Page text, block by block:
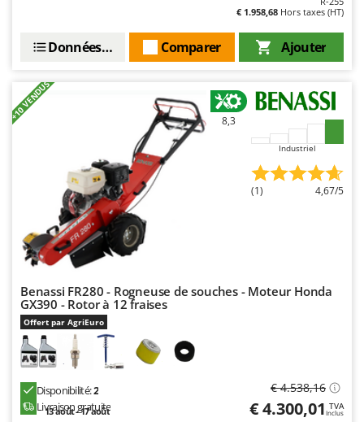
McCulloch
Minox
Mockmill
More than chef
MOSA
Mowox
MTD
N
New O.M.R.A.
Nilfisk
€ 1.958,68 Hors taxes (HT)
Ajouter
Comparer
Données techniques
+10 VENDUS 8,3
Industriel
(1) 4,67/5
Benassi FR280 - Rogneuse de souches - Moteur Honda
GX390 - Rotor à 12 fraises
Offert par AgriEuro
Disponibilité:2
Livraison gratuite
13 août - 17 août
€ 4.538,16
€ 4.300,01 TVA
Inclus